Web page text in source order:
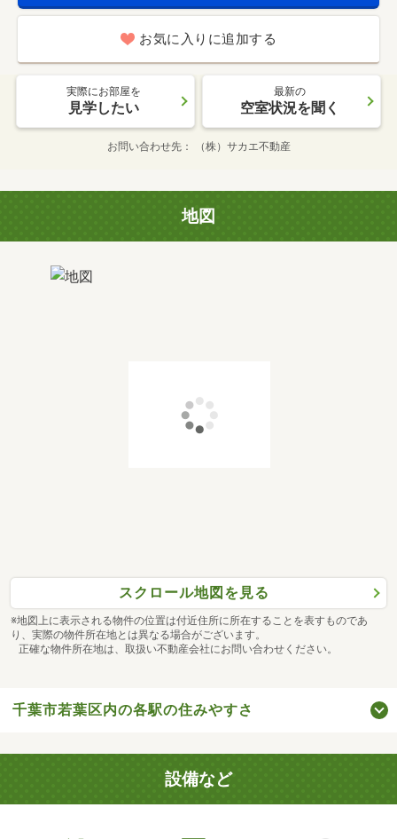
お気に入りに追加する
実際にお部屋を
見学したい
最新の
空室状況を聞く
お問い合わせ先 （株）サカエ不動産
地図
スクロール地図を見る
※地図上に表示される物件の位置は付近住所に所在することを表すものであ
り、実際の物件所在地とは異なる場合がございます。
正確な物件所在地は、取扱い不動産会社にお問い合わせください。
千葉市若葉区内の各駅の住みやすさ
設備など